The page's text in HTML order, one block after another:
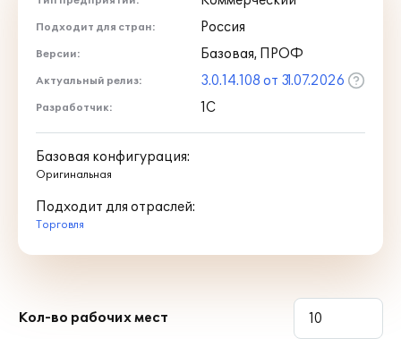
Подходит для стран: Россия
Версии: Базовая, ПРОФ
Актуальный релиз: 3.0.14.108 от 31.07.2026
Разработчик: 1С
Базовая конфигурация:
Оригинальная
Подходит для отраслей:
Торговля
Кол-во рабочих мест